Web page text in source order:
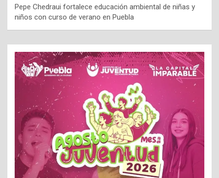
Pepe Chedraui fortalece educación ambiental de niñas y
niños con curso de verano en Puebla